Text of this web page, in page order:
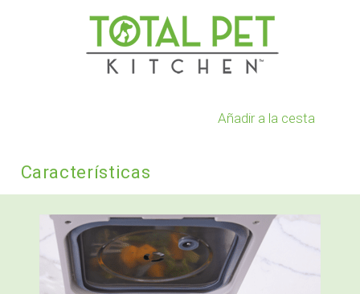
Añadir a la cesta
Características